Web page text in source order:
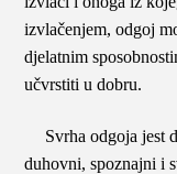
izvlačenjem, odgoj
djelatnim
učvrstiti u dobru.
Svrha odgoja jest
duhovni, spoznajni i